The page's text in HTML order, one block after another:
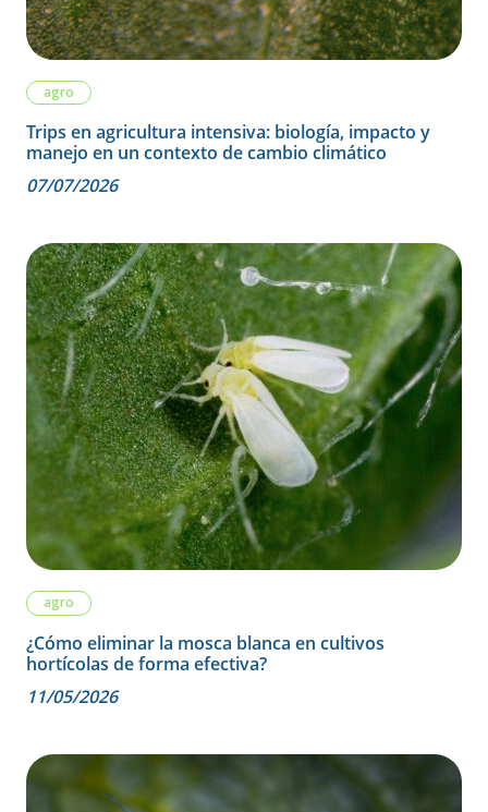
agro
Trips en agricultura intensiva: biología, impacto y
manejo en un contexto de cambio climático
07/07/2026
agro
¿Cómo eliminar la mosca blanca en cultivos
hortícolas de forma efectiva?
11/05/2026